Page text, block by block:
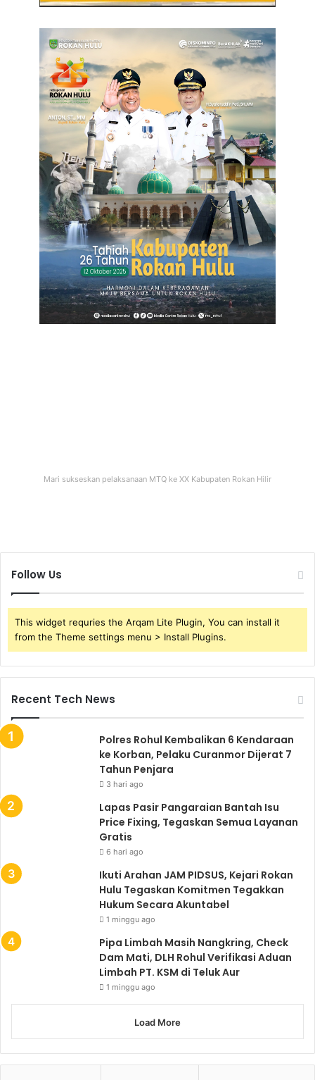
Mari sukseskan pelaksanaan MTQ ke XX Kabupaten Rokan Hilir
Follow Us
This widget requries the Arqam Lite Plugin, You can install it
from the Theme settings menu > Install Plugins.
Recent Tech News
Polres Rohul Kembalikan 6 Kendaraan
ke Korban, Pelaku Curanmor Dijerat 7
Tahun Penjara
3 hari ago
Lapas Pasir Pangaraian Bantah Isu
Price Fixing, Tegaskan Semua Layanan
Gratis
6 hari ago
Ikuti Arahan JAM PIDSUS, Kejari Rokan
Hulu Tegaskan Komitmen Tegakkan
Hukum Secara Akuntabel
1 minggu ago
Pipa Limbah Masih Nangkring, Check
Dam Mati, DLH Rohul Verifikasi Aduan
Limbah PT. KSM di Teluk Aur
1 minggu ago
Load More